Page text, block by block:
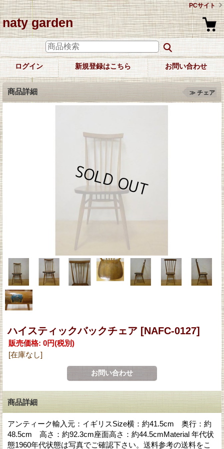
PCサイト
naty garden
ログイン 新規登録はこちら お問い合わせ
商品詳細 ≫ チェア
ハイスティックバックチェア [NAFC-0127]
販売価格: 0円(税別)
[在庫なし]
商品詳細
アンティーク輸入元：イギリスSize横：約41.5cm 奥行：約
48.5cm 高さ：約92.3cm座面高さ：約44.5cmMaterial 年代状
態1960年代状態は写真でご確認下さい。送料参考の送料をこ